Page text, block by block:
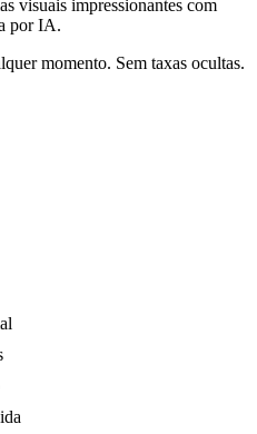
visuais impressionantes com
por IA.
momento. Sem taxas ocultas.